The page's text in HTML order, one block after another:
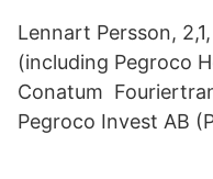
Lennart Persson,
(including Pegroco
Conatum
Pegroco Invest AB